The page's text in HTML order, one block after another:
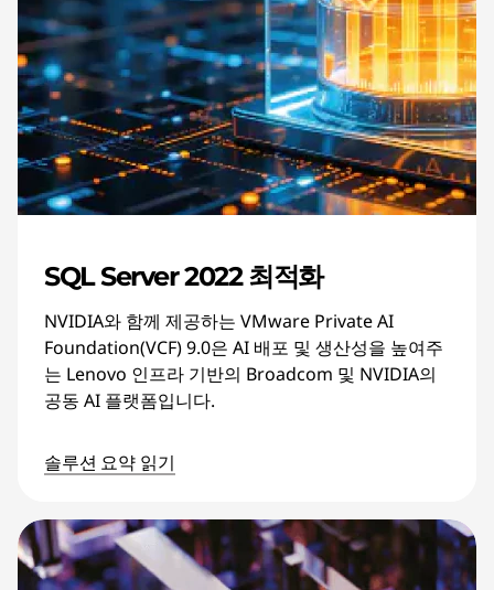
SQL Server 2022 최적화
NVIDIA와 함께 제공하는 VMware Private AI
Foundation(VCF) 9.0은 AI 배포 및 생산성을 높여주
는 Lenovo 인프라 기반의 Broadcom 및 NVIDIA의
공동 AI 플랫폼입니다.
솔루션 요약 읽기